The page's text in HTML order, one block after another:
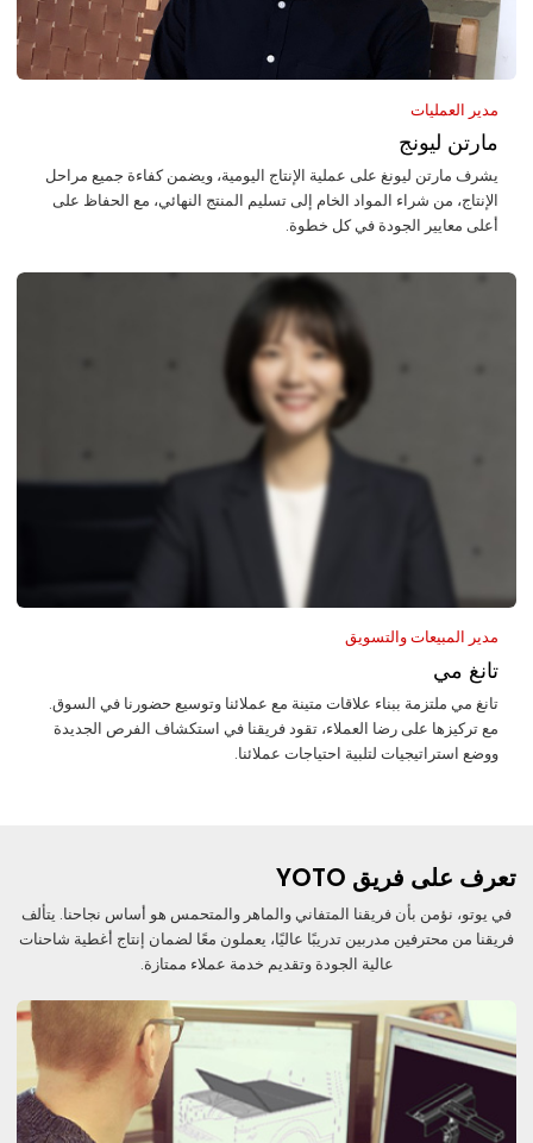
مدير العمليات
مارتن ليونج
يشرف مارتن ليونغ على عملية الإنتاج اليومية، ويضمن كفاءة جميع مراحل
الإنتاج، من شراء المواد الخام إلى تسليم المنتج النهائي، مع الحفاظ على
أعلى معايير الجودة في كل خطوة.
مدير المبيعات والتسويق
تانغ مي
تانغ مي ملتزمة ببناء علاقات متينة مع عملائنا وتوسيع حضورنا في السوق.
مع تركيزها على رضا العملاء، تقود فريقنا في استكشاف الفرص الجديدة
ووضع استراتيجيات لتلبية احتياجات عملائنا.
تعرف على فريق YOTO
في يوتو، نؤمن بأن فريقنا المتفاني والماهر والمتحمس هو أساس نجاحنا. يتألف
فريقنا من محترفين مدربين تدريبًا عاليًا، يعملون معًا لضمان إنتاج أغطية شاحنات
عالية الجودة وتقديم خدمة عملاء ممتازة.